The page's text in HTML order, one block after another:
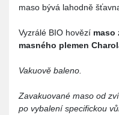
maso bývá lahodně
Vyzrálé BIO hovězí maso
masného plemen
Vakuově baleno.
Zavakuované maso od
po vybalení specifickou